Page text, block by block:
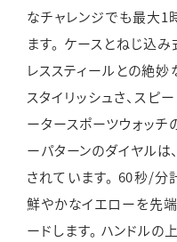
なチャレンジでも最大1
ます。 ケースとねじ込み
レススティールとの絶妙
スタイリッシュさ、スピ
ータースポーツウォッチ
ーパターンのダイヤルは
されています。 60秒/分
鮮やかなイエローを先
ードします。 ハンドルの